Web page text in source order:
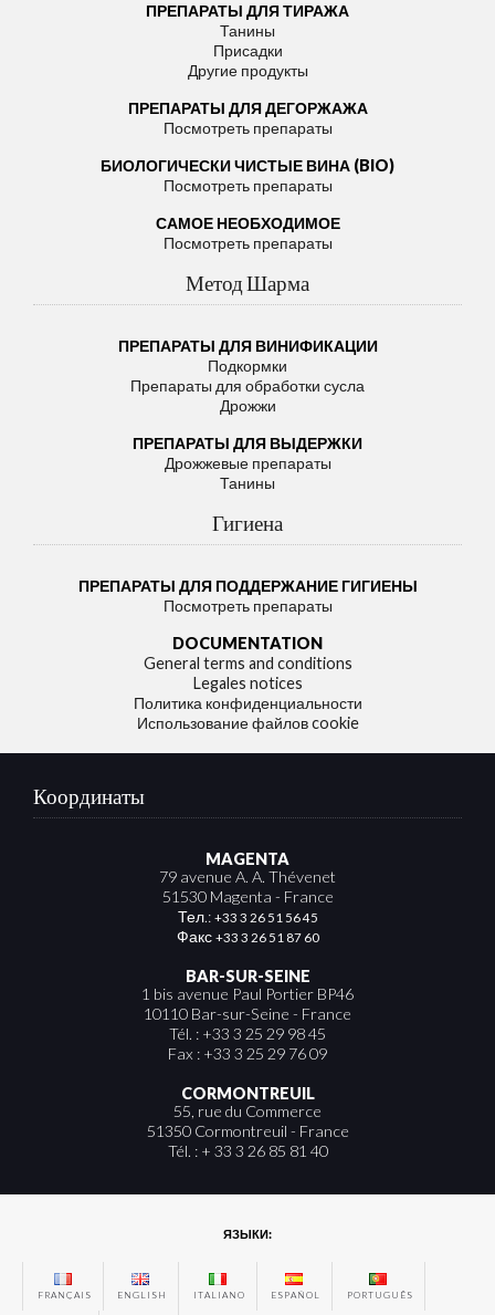
ПРЕПАРАТЫ ДЛЯ ТИРАЖА
Танины
Присадки
Другие продукты
ПРЕПАРАТЫ ДЛЯ ДЕГОРЖАЖА
Посмотреть препараты
БИОЛОГИЧЕСКИ ЧИСТЫЕ ВИНА (BIO)
Посмотреть препараты
САМОЕ НЕОБХОДИМОЕ
Посмотреть препараты
Метод Шарма
ПРЕПАРАТЫ ДЛЯ ВИНИФИКАЦИИ
Подкормки
Препараты для обработки сусла
Дрожжи
ПРЕПАРАТЫ ДЛЯ ВЫДЕРЖКИ
Дрожжевые препараты
Танины
Гигиена
ПРЕПАРАТЫ ДЛЯ ПОДДЕРЖАНИЕ ГИГИЕНЫ
Посмотреть препараты
DOCUMENTATION
General terms and conditions
Legales notices
Политика конфиденциальности
Использование файлов cookie
Координаты
MAGENTA
79 avenue A. A. Thévenet
51530 Magenta - France
Тел.: +33 3 26 51 56 45
Факс +33 3 26 51 87 60
BAR-SUR-SEINE
1 bis avenue Paul Portier BP46
10110 Bar-sur-Seine - France
Tél. : +33 3 25 29 98 45
Fax : +33 3 25 29 76 09
CORMONTREUIL
55, rue du Commerce
51350 Cormontreuil - France
Tél. : + 33 3 26 85 81 40
ЯЗЫКИ:
FRANÇAIS ENGLISH ITALIANO ESPAÑOL PORTUGUÊS